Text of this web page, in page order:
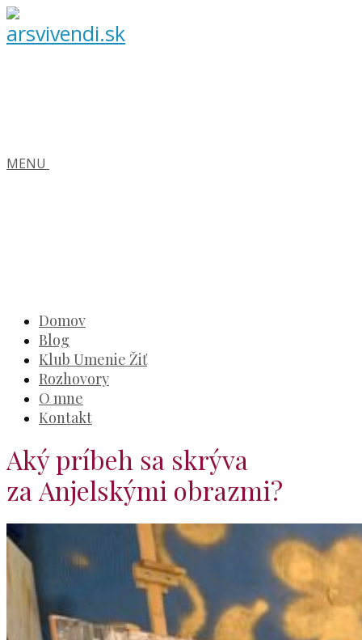
MENU
Domov
Blog
Klub Umenie Žiť
Rozhovory
O mne
Kontakt
Aký príbeh sa skrýva
za Anjelskými obrazmi?